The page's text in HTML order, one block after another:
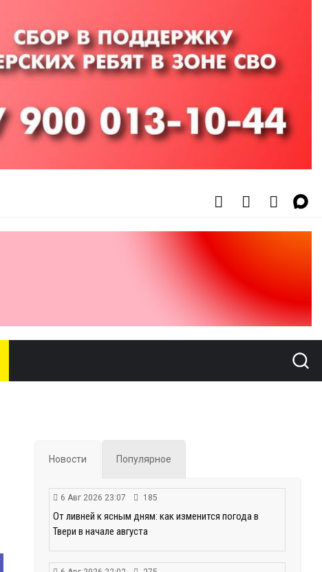
Новости Популярное
6 Авг 2026 23:07 185
От ливней к ясным дням: как изменится погода в
Твери в начале августа